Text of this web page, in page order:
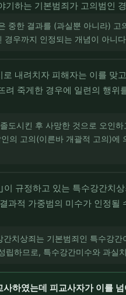
기하는 기본범죄가 고의범인
중한 결과를 (과실뿐 아니라)
경우까지 인정되는 개념이 아니
내려치자 피해자는 이를 맞
려 죽게한 경우에 일련의 행
도시킨 후 사망한 것으로 오인
의 고의(이른바 개괄적 고의)
규정하고 있는 특수강간치
과적 가중범의 미수가 인정
치상죄는 기본범죄인 특수강
립하므로, 특수강간미수와 과실
하였는데 피교사자가 이를